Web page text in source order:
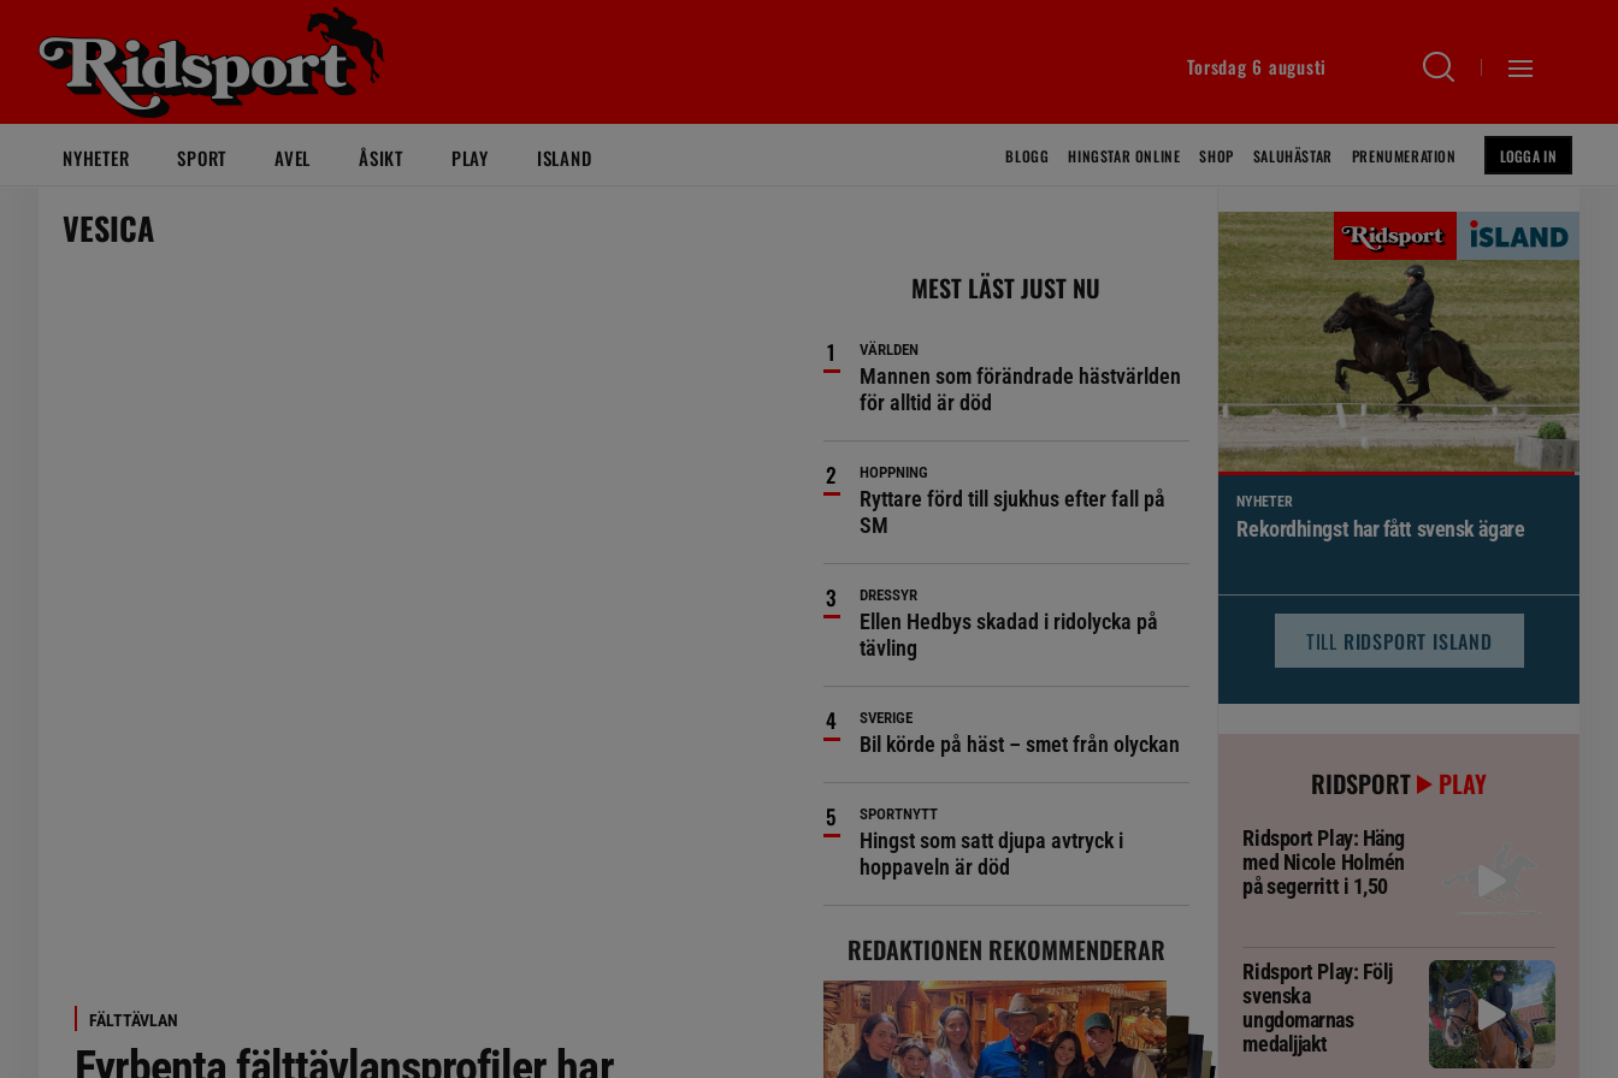
Torsdag 6 augusti
NYHETER SPORT AVEL ÅSIKT PLAY ISLAND BLOGG HINGSTAR ONLINE SHOP SALUHÄSTAR PRENUMERATION LOGGA IN
VESICA
FÄLTTÄVLAN
Fyrbenta fälttävlansprofiler har
MEST LÄST JUST NU
VÄRLDEN
Mannen som förändrade hästvärlden
för alltid är död
HOPPNING
Ryttare förd till sjukhus efter fall på
SM
DRESSYR
Ellen Hedbys skadad i ridolycka på
tävling
SVERIGE
Bil körde på häst – smet från olyckan
SPORTNYTT
Hingst som satt djupa avtryck i
hoppaveln är död
REDAKTIONEN REKOMMENDERAR
NYHETER
Brett politiskt stöd för förändringar i
TILL RIDSPORT ISLAND
RIDSPORT PLAY
Ridsport Play: Häng
med Nicole Holmén
på segerritt i 1,50
Ridsport Play: Följ
svenska
ungdomarnas
medaljjakt